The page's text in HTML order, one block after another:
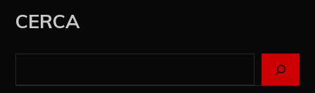
CERCA